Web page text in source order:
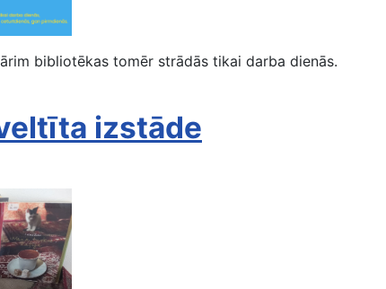
bibliotēkas tomēr strādās tikai darba dienās.
izstāde